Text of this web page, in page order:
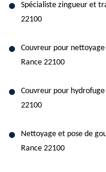
Spécialiste zingueur et
22100
Couvreur pour
Rance 22100
Couvreur pour
22100
Nettoyage et pose de
Rance 22100